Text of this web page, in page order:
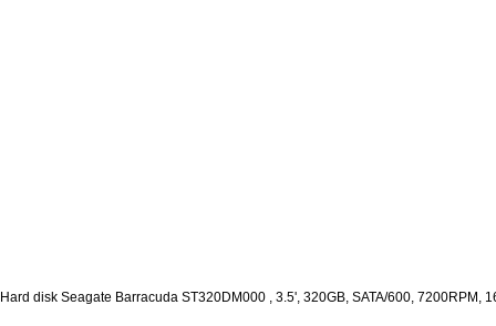
Hard disk Seagate Barracuda ST320DM000 , 3.5', 320GB, SATA/600, 7200RPM,